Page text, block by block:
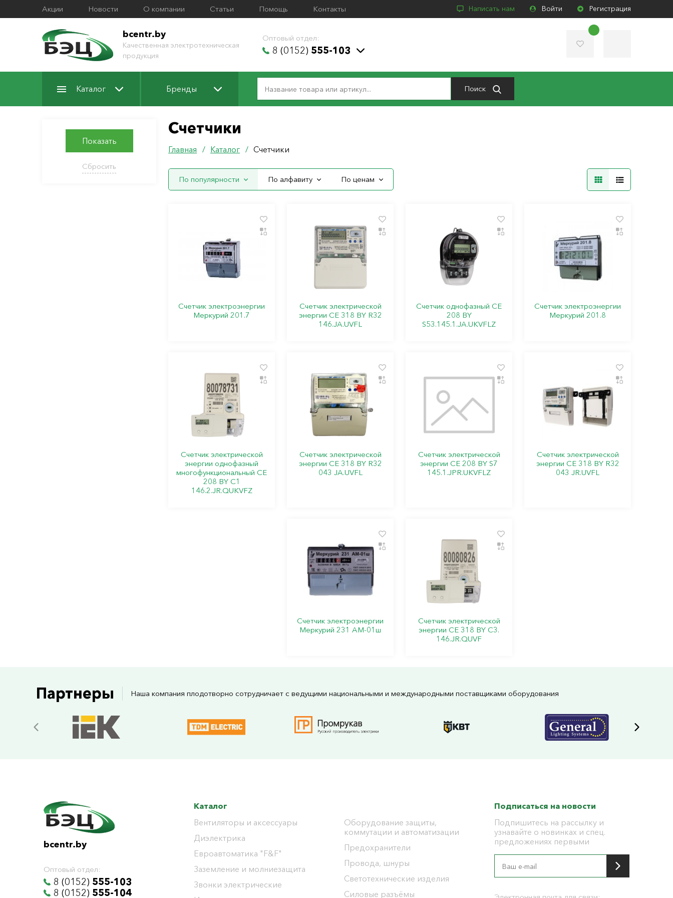
Акции Новости О компании Статьи Помощь Контакты Написать нам Войти Регистрация
bcentr.by
Качественная электротехническая
продукция
Оптовый отдел:
8 (0152) 555-103
Каталог Бренды Поиск
Показать
Сбросить
Счетчики
Главная / Каталог / Счетчики
По популярности По алфавиту По ценам
Счетчик электроэнергии
Меркурий 201.7
Счетчик электрической
энергии СЕ 318 BY R32
146.JA.UVFL
Счетчик однофазный СЕ
208 BY
S53.145.1.JA.UKVFLZ
Счетчик электроэнергии
Меркурий 201.8
Счетчик электрической
энергии однофазный
многофункциональный СЕ
208 BY C1
146.2.JR.QUKVFZ
Счетчик электрической
энергии СЕ 318 BY R32
043 JA.UVFL
Счетчик электрической
энергии СЕ 208 BY S7
145.1.JPR.UKVFLZ
Счетчик электрической
энергии СЕ 318 BY R32
043 JR.UVFL
Счетчик электроэнергии
Меркурий 231 AM-01ш
Счетчик электрической
энергии СЕ 318 BY C3.
146.JR.QUVF
Партнеры Наша компания плодотворно сотрудничает с ведущими национальными и международными поставщиками оборудования
bcentr.by
Оптовый отдел:
8 (0152) 555-103
8 (0152) 555-104
Каталог
Вентиляторы и аксессуары
Диэлектрика
Евроавтоматика "F&F"
Заземление и молниезащита
Звонки электрические
Оборудование защиты,
коммутации и автоматизации
Предохранители
Провода, шнуры
Светотехнические изделия
Силовые разъёмы
Подписаться на новости
Подпишитесь на рассылку и
узнавайте о новинках и спец.
предложениях первыми